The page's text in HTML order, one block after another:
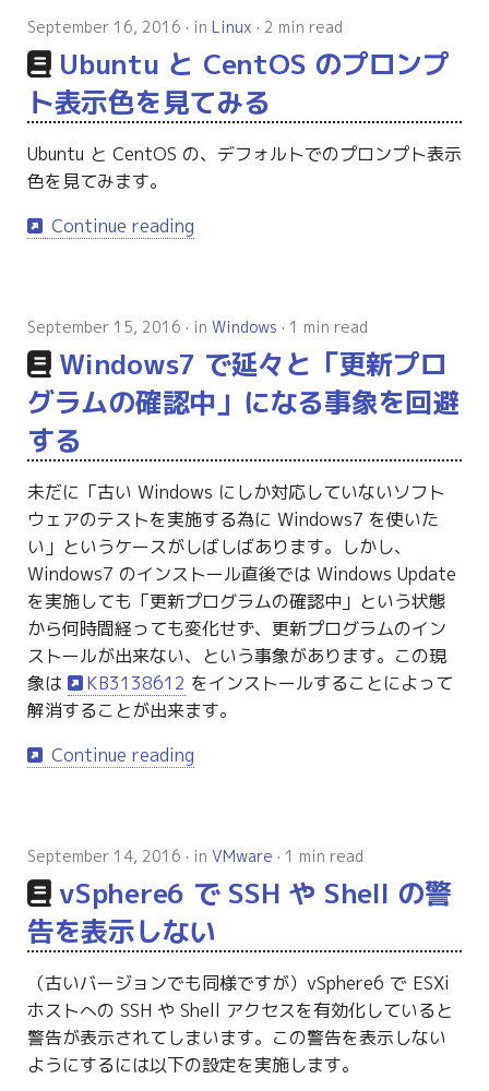
September 16, 2016 in Linux 2 min read
Ubuntu と CentOS のプロンプ
ト表示色を見てみる
Ubuntu と CentOS の、デフォルトでのプロンプト表示
色を見てみます。
Continue reading
September 15, 2016 in Windows 1 min read
Windows7 で延々と「更新プロ
グラムの確認中」になる事象を回避
する
未だに「古い Windows にしか対応していないソフト
ウェアのテストを実施する為に Windows7 を使いた
い」というケースがしばしばあります。しかし、
Windows7 のインストール直後では Windows Update
を実施しても「更新プログラムの確認中」という状態
から何時間経っても変化せず、更新プログラムのイン
ストールが出来ない、という事象があります。この現
象は
KB3138612 をインストールすることによって
解消することが出来ます。
Continue reading
September 14, 2016 in VMware 1 min read
vSphere6 で SSH や Shell の警
告を表示しない
（古いバージョンでも同様ですが）vSphere6 で ESXi
ホストへの SSH や Shell アクセスを有効化していると
警告が表示されてしまいます。この警告を表示しない
ようにするには以下の設定を実施します。